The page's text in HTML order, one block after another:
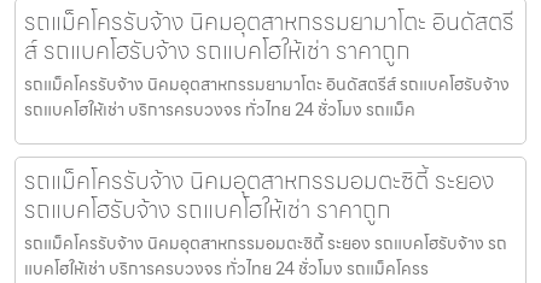
รถแม็คโครรับจ้าง นิคมอุตสาหกรรมยามาโตะ อินดัสตรี
ส์ รถแบคโฮรับจ้าง รถแบคโฮให้เช่า ราคาถูก
รถแม็คโครรับจ้าง นิคมอุตสาหกรรมยามาโตะ อินดัสตรีส์ รถแบคโฮรับจ้าง
รถแบคโฮให้เช่า บริการครบวงจร ทั่วไทย 24 ชั่วโมง รถแม็ค
รถแม็คโครรับจ้าง นิคมอุตสาหกรรมอมตะซิตี้ ระยอง
รถแบคโฮรับจ้าง รถแบคโฮให้เช่า ราคาถูก
รถแม็คโครรับจ้าง นิคมอุตสาหกรรมอมตะซิตี้ ระยอง รถแบคโฮรับจ้าง รถ
แบคโฮให้เช่า บริการครบวงจร ทั่วไทย 24 ชั่วโมง รถแม็คโครร